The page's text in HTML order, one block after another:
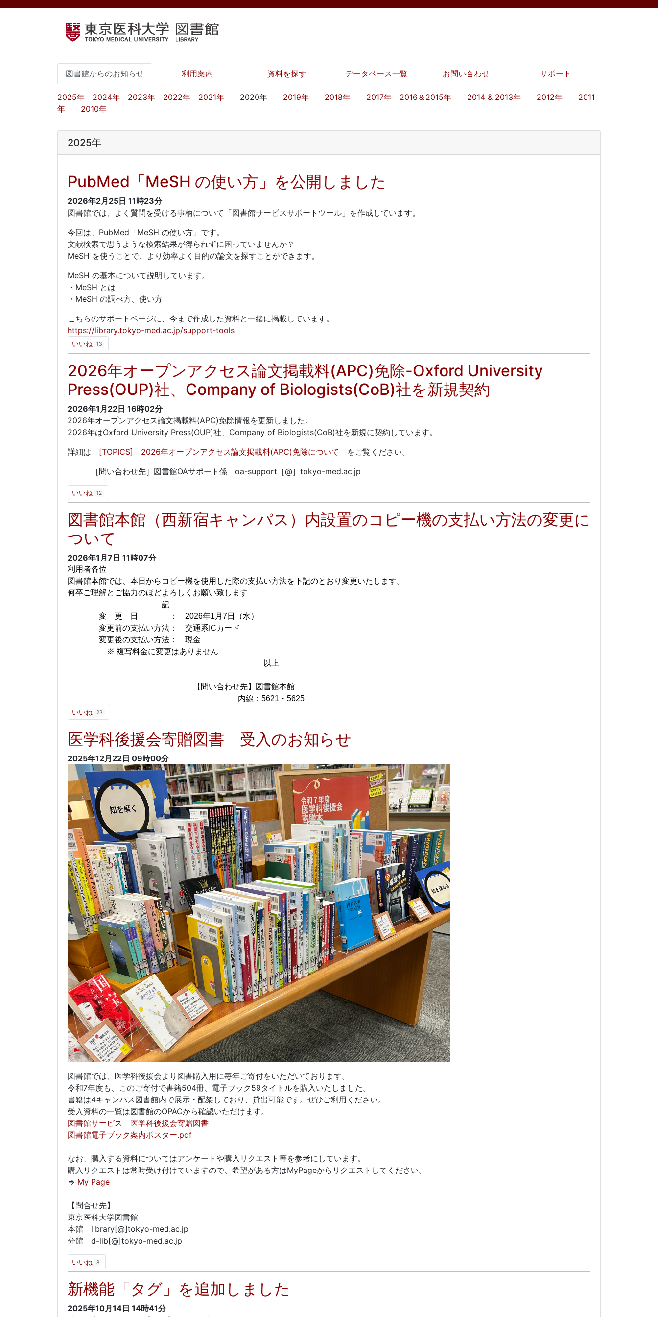
図書館からのお知らせ 利用案内 資料を探す データベース一覧 お問い合わせ サポート
2025年 2024年 2023年 2022年 2021年 2020年 2019年 2018年 2017年 2016＆2015年 2014 & 2013年 2012年
2011
年
2010年
2025年
PubMed「MeSH の使い方」を公開しました
2026年2月25日 11時23分
図書館では、よく質問を受ける事柄について「図書館サービスサポートツール」を作成しています。
今回は、PubMed「MeSH の使い方」です。
文献検索で思うような検索結果が得られずに困っていませんか？
MeSH を使うことで、より効率よく目的の論文を探すことができます。
MeSH の基本について説明しています。
・MeSH とは
・MeSH の調べ方、使い方
こちらのサポートページに、今まで作成した資料と一緒に掲載しています。
https://library.tokyo-med.ac.jp/support-tools
いいね 13
2026年オープンアクセス論文掲載料(APC)免除-Oxford University
Press(OUP)社、Company of Biologists(CoB)社を新規契約
2026年1月22日 16時02分
2026年オープンアクセス論文掲載料(APC)免除情報を更新しました。
2026年はOxford University Press(OUP)社、Company of Biologists(CoB)社を新規に契約しています。
詳細は [TOPICS] 2026年オープンアクセス論文掲載料(APC)免除について をご覧ください。
［問い合わせ先］図書館OAサポート係 oa-support［@］tokyo-med.ac.jp
いいね 12
図書館本館（西新宿キャンパス）内設置のコピー機の支払い方法の変更に
ついて
2026年1月7日 11時07分
利用者各位
図書館本館では、本日からコピー機を使用した際の支払い方法を下記のとおり変更いたします。
何卒ご理解とご協力のほどよろしくお願い致します
記
変 更 日 ： 2026年1月7日（水）
変更前の支払い方法： 交通系ICカード
変更後の支払い方法： 現金
※ 複写料金に変更はありません
以上
【問い合わせ先】図書館本館
内線：5621・5625
いいね
23
医学科後援会寄贈図書 受入のお知らせ
2025年12月22日 09時00分
図書館では、医学科後援会より図書購入用に毎年ご寄付をいただいております。
令和7年度も、このご寄付で書籍504冊、電子ブック59タイトルを購入いたしました。
書籍は4キャンパス図書館内で展示・配架しており、貸出可能です。ぜひご利用ください。
受入資料の一覧は図書館のOPACから確認いただけます。
図書館サービス 医学科後援会寄贈図書
図書館電子ブック案内ポスター.pdf
なお、購入する資料についてはアンケートや購入リクエスト等を参考にしています。
購入リクエストは常時受け付けていますので、希望がある方はMyPageからリクエストしてください。
⇒ My Page
【問合せ先】
東京医科大学図書館
本館 library[@]tokyo-med.ac.jp
分館 d-lib[@]tokyo-med.ac.jp
いいね 8
新機能「タグ」を追加しました
2025年10月14日 14時41分